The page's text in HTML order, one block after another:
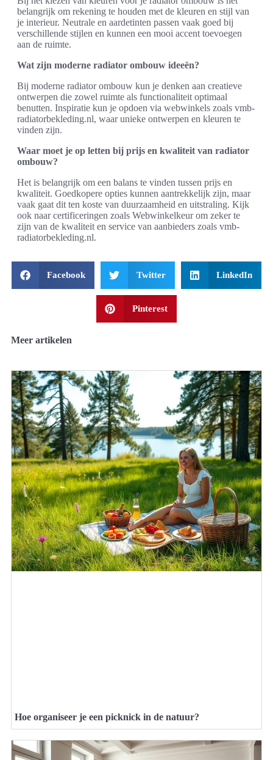
belangrijk om rekening te houden met de kleuren en stijl van
je interieur. Neutrale en aardetinten passen vaak goed bij
verschillende stijlen en kunnen een mooi accent toevoegen
aan de ruimte.
Wat zijn moderne radiator ombouw ideeën?
Bij moderne radiator ombouw kun je denken aan creatieve
ontwerpen die zowel ruimte als functionaliteit optimaal
benutten. Inspiratie kun je opdoen via webwinkels zoals vmb-
radiatorbekleding.nl, waar unieke ontwerpen en kleuren te
vinden zijn.
Waar moet je op letten bij prijs en kwaliteit van radiator
ombouw?
Het is belangrijk om een balans te vinden tussen prijs en
kwaliteit. Goedkopere opties kunnen aantrekkelijk zijn, maar
vaak gaat dit ten koste van duurzaamheid en uitstraling. Kijk
ook naar certificeringen zoals Webwinkelkeur om zeker te
zijn van de kwaliteit en service van aanbieders zoals vmb-
radiatorbekleding.nl.
Facebook Twitter LinkedIn
Pinterest
Meer artikelen
Hoe organiseer je een picknick in de natuur?